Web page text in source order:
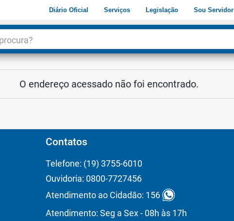
Diário Oficial Serviços Legislação Sou Servidor
O endereço acessado não foi encontrado.
Contatos
Telefone: (19) 3755-6010
Ouvidoria: 0800-7727456
Atendimento ao Cidadão: 156
Atendimento: Seg a Sex - 08h às 17h